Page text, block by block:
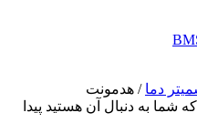
دما / هدمونت
شما به دنبال آن هستید پیدا